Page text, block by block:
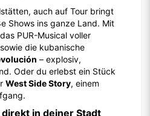
auch auf Tour bringt
Shows ins ganze Land. Mit
PUR-Musical voller
die kubanische
– explosiv,
Oder du erlebst ein Stück
West Side Story, einem
in deiner Stadt